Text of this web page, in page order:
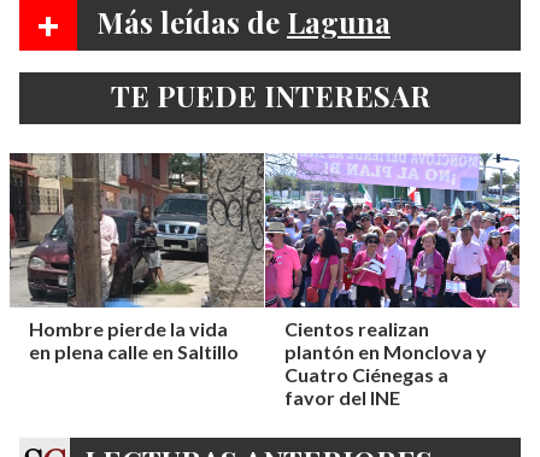
+ Más leídas de Laguna
TE PUEDE INTERESAR
Hombre pierde la vida
en plena calle en Saltillo
Cientos realizan
plantón en Monclova y
Cuatro Ciénegas a
favor del INE